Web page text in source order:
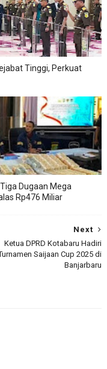
Tinggi, Perkuat
Dugaan Mega
Rp476 Miliar
Next
Ketua DPRD Kotabaru Hadiri
Saijaan Cup 2025 di
Banjarbaru